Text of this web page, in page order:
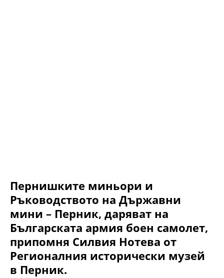
Пернишките миньори и
Ръководството на Държавни
мини – Перник, даряват на
Българската армия боен самолет,
припомня Силвия Нотева от
Регионалния исторически музей
в Перник.